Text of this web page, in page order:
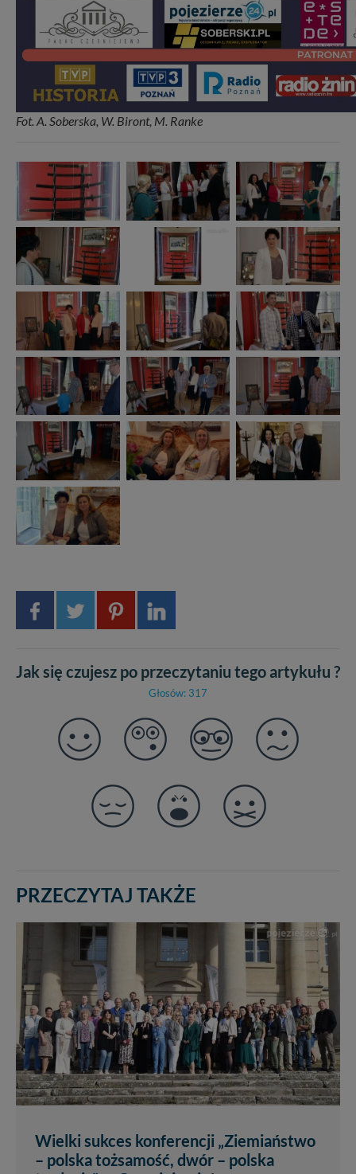
Fot. A. Soberska, W. Biront, M. Ranke
Jak się czujesz po przeczytaniu tego artykułu ?
Głosów: 317
PRZECZYTAJ TAKŻE
Wielki sukces konferencji „Ziemiaństwo
– polska tożsamość, dwór – polska